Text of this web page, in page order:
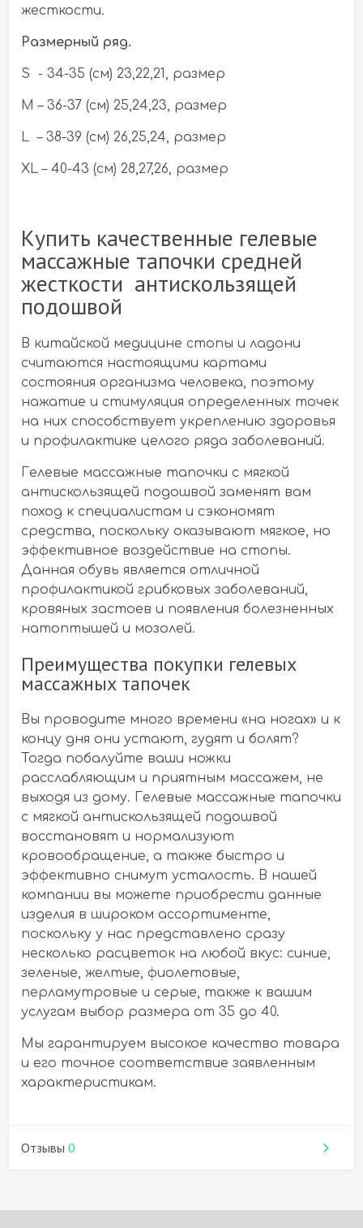
жесткости.
Размерный ряд.
S - 34-35 (см) 23,22,21, размер
M – 36-37 (см) 25,24,23, размер
L – 38-39 (см) 26,25,24, размер
XL – 40-43 (см) 28,27,26, размер
Купить качественные гелевые
массажные тапочки средней
жесткости антискользящей
подошвой
В китайской медицине стопы и ладони
считаются настоящими картами
состояния организма человека, поэтому
нажатие и стимуляция определенных точек
на них способствует укреплению здоровья
и профилактике целого ряда заболеваний.
Гелевые массажные тапочки с мягкой
антискользящей подошвой заменят вам
поход к специалистам и сэкономят
средства, поскольку оказывают мягкое, но
эффективное воздействие на стопы.
Данная обувь является отличной
профилактикой грибковых заболеваний,
кровяных застоев и появления болезненных
натоптышей и мозолей.
Преимущества покупки гелевых
массажных тапочек
Вы проводите много времени «на ногах» и к
концу дня они устают, гудят и болят?
Тогда побалуйте ваши ножки
расслабляющим и приятным массажем, не
выходя из дому. Гелевые массажные тапочки
с мягкой антискользящей подошвой
восстановят и нормализуют
кровообращение, а также быстро и
эффективно снимут усталость. В нашей
компании вы можете приобрести данные
изделия в широком ассортименте,
поскольку у нас представлено сразу
несколько расцветок на любой вкус: синие,
зеленые, желтые, фиолетовые,
перламутровые и серые, также к вашим
услугам выбор размера от 35 до 40.
Мы гарантируем высокое качество товара
и его точное соответствие заявленным
характеристикам.
Отзывы 0